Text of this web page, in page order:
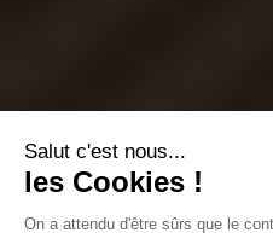
Salut c'est nous...
les Cookies !
On a attendu d'être sûrs que le